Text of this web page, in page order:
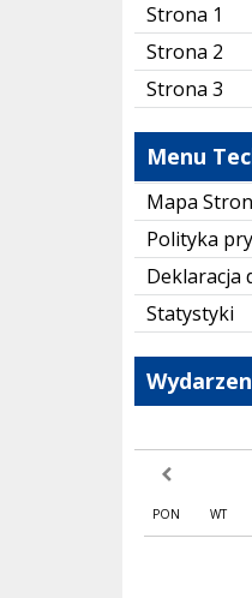
Strona 1
Strona 2
Strona 3
Menu
Mapa
Polityka
Deklaracja
Statystyki
poprzedni
PON WT